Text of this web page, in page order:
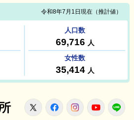
笠間市役所
X FacebookInstagram